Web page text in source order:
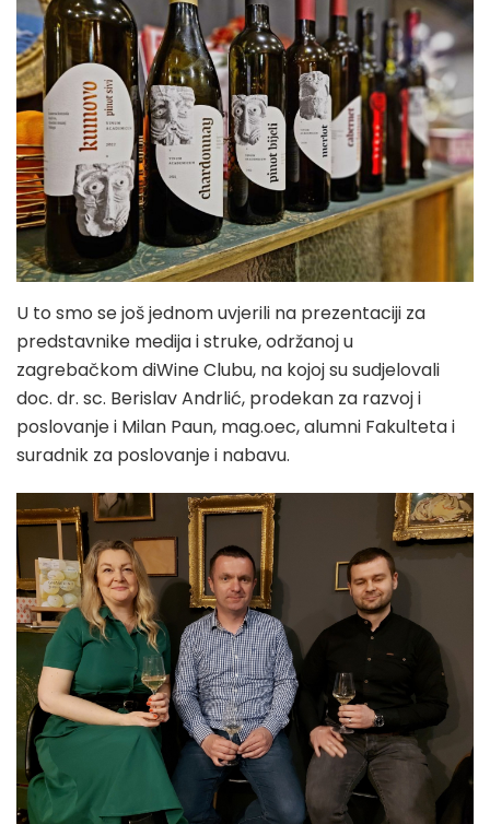
U to smo se još jednom uvjerili na prezentaciji za
predstavnike medija i struke, održanoj u
zagrebačkom diWine Clubu, na kojoj su sudjelovali
doc. dr. sc. Berislav Andrlić, prodekan za razvoj i
poslovanje i Milan Paun, mag.oec, alumni Fakulteta i
suradnik za poslovanje i nabavu.